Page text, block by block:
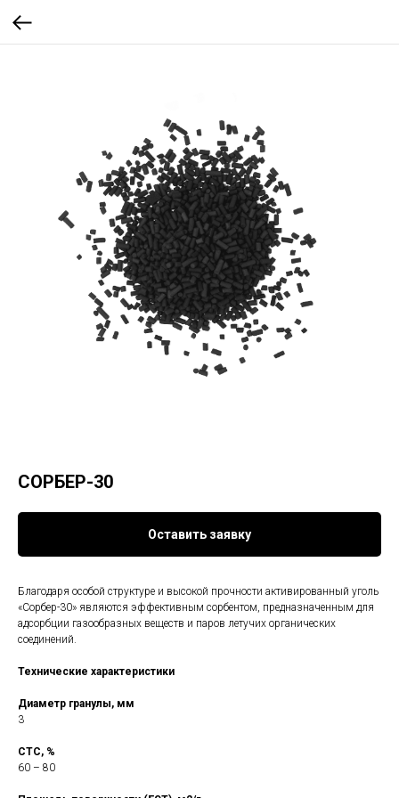
СОРБЕР-30
Оставить заявку
Благодаря особой структуре и высокой прочности активированный уголь
«Сорбер-30» являются эффективным сорбентом, предназначенным для
адсорбции газообразных веществ и паров летучих органических
соединений.
Технические характеристики
Диаметр гранулы, мм
3
СТС, %
60 – 80